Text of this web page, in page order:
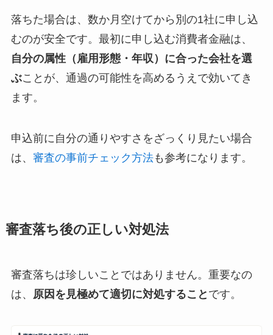
落ちた場合は、数か月空けてから別の1社に申し込
むのが安全です。最初に申し込む消費者金融は、
自分の属性（雇用形態・年収）に合った会社を選
ぶことが、通過の可能性を高めるうえで効いてき
ます。
申込前に自分の通りやすさをざっくり見たい場合
は、 審査の事前チェック方法も参考になります。
審査落ち後の正しい対処法
審査落ちは珍しいことではありません。重要なの
は、
原因を見極めて適切に対処すること です。